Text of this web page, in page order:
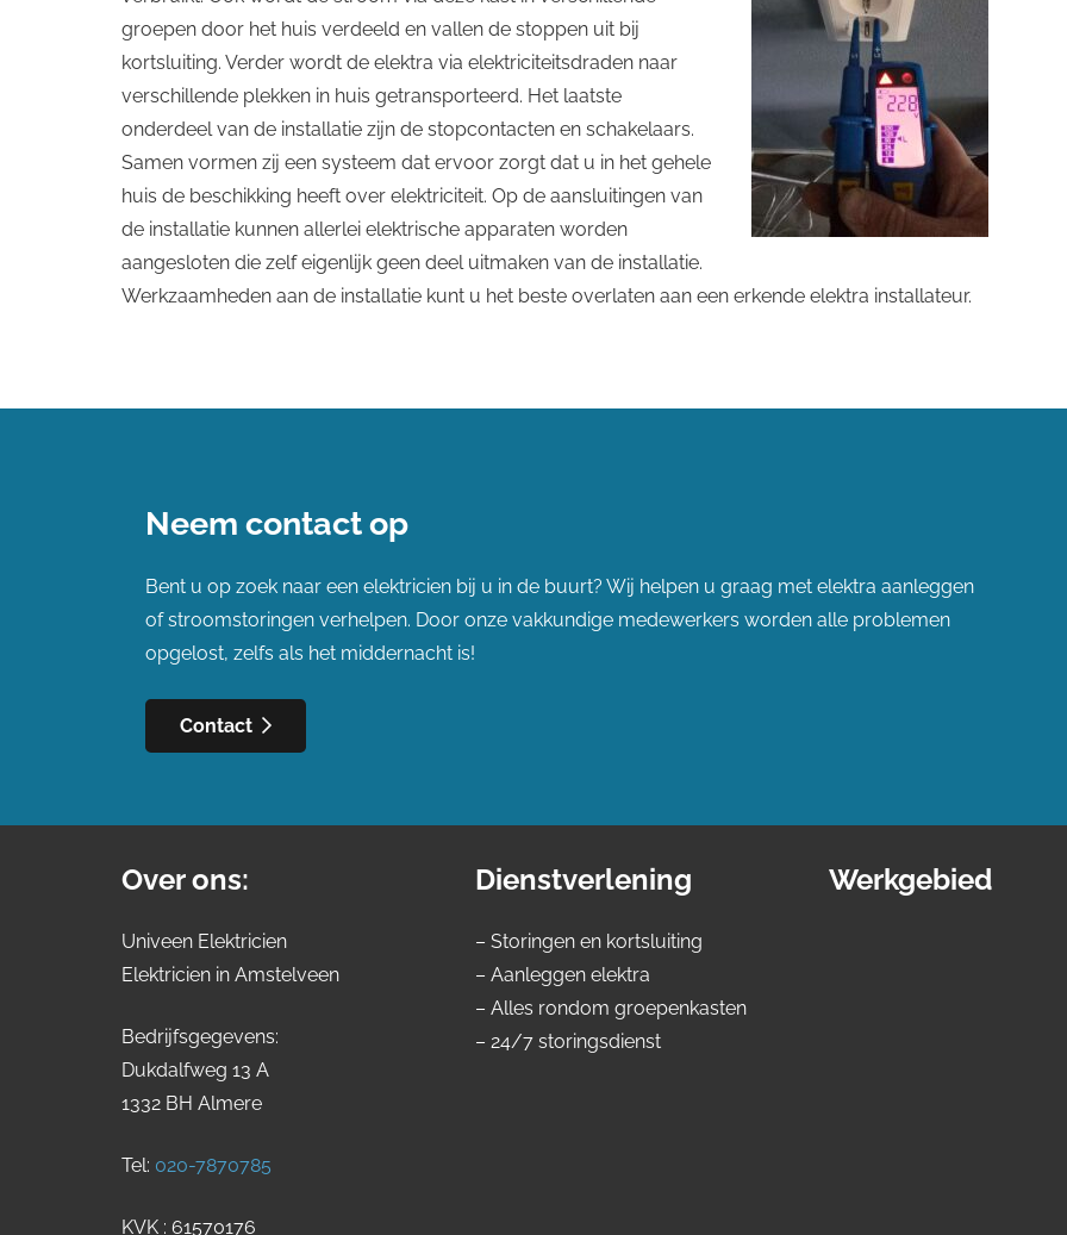
groepen door het huis verdeeld en vallen de stoppen uit bij
kortsluiting. Verder wordt de elektra via elektriciteitsdraden naar
verschillende plekken in huis getransporteerd. Het laatste
onderdeel van de installatie zijn de stopcontacten en schakelaars.
Samen vormen zij een systeem dat ervoor zorgt dat u in het gehele
huis de beschikking heeft over elektriciteit. Op de aansluitingen van
de installatie kunnen allerlei elektrische apparaten worden
aangesloten die zelf eigenlijk geen deel uitmaken van de installatie.
Werkzaamheden aan de installatie kunt u het beste overlaten aan een erkende elektra installateur.
Neem contact op
Bent u op zoek naar een elektricien bij u in de buurt? Wij helpen u graag met elektra aanleggen
of stroomstoringen verhelpen. Door onze vakkundige medewerkers worden alle problemen
opgelost, zelfs als het middernacht is!
Contact
Over ons:
Univeen Elektricien
Elektricien in Amstelveen
Bedrijfsgegevens:
Dukdalfweg 13 A
1332 BH Almere
Tel: 020-7870785
KVK : 61570176
Dienstverlening
– Storingen en kortsluiting
– Aanleggen elektra
– Alles rondom groepenkasten
– 24/7 storingsdienst
Werkgebied